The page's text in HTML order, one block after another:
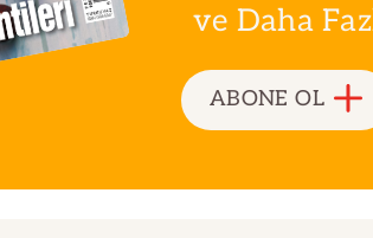
ve Daha
ABONE OL